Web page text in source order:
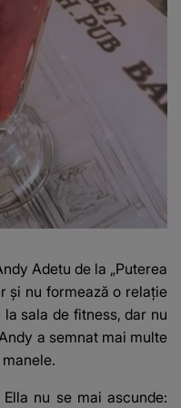
Adetu de la „Puterea
și nu formează o relație
sala de fitness, dar nu
a semnat mai multe
Ella nu se mai ascunde: